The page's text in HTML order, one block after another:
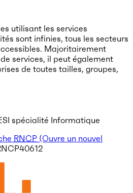
utilisant les services
sont infinies, tous les secteurs
Majoritairement
services, il peut également
de toutes tailles, groupes,
spécialité Informatique
RNCP (Ouvre un nouvel